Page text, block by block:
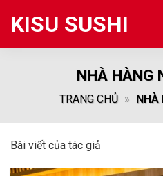
KISU SUSHI
NHÀ HÀNG
TRANG CHỦ » NHÀ
Bài viết của tác giả